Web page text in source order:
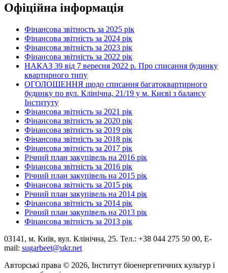
Офіційна інформація
Фінансова звітность за 2025 рік
Фінансова звітність за 2024 рік
Фінансова звітність за 2023 рік
Фінансова звітність за 2022 рік
НАКАЗ 39 від 7 вересня 2022 р. Про списання будинку
квартирного типу
ОГОЛОШЕННЯ щодо списання багатоквартирного
будинку по вул. Клінічна, 21/19 у м. Києві з балансу
Інституту
Фінансова звітність за 2021 рік
Фінансова звітність за 2020 рік
Фінансова звітність за 2019 рік
Фінансова звітність за 2018 рік
Фінансова звітність за 2017 рік
Річний план закупівель на 2016 рік
Фінансова звітність за 2016 рік
Річний план закупівель на 2015 рік
Фінансова звітність за 2015 рік
Річний план закупівель на 2014 рік
Фінансова звітність за 2014 рік
Річний план закупівель на 2013 рік
Фінансова звітність за 2013 рік
03141, м. Київ, вул. Клінічна, 25. Тел.: +38 044 275 50 00, E-
mail: sugarbeet@ukr.net
Авторські права © 2026, Інститут біоенергетичних культур і